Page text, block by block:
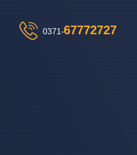
0371-67772727